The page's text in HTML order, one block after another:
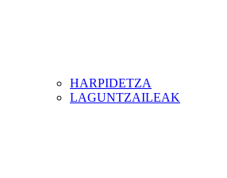
HARPIDETZA
LAGUNTZAILEAK